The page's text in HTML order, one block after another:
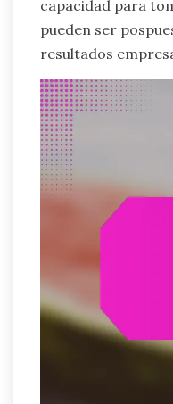
capacidad para
pueden ser
resultados